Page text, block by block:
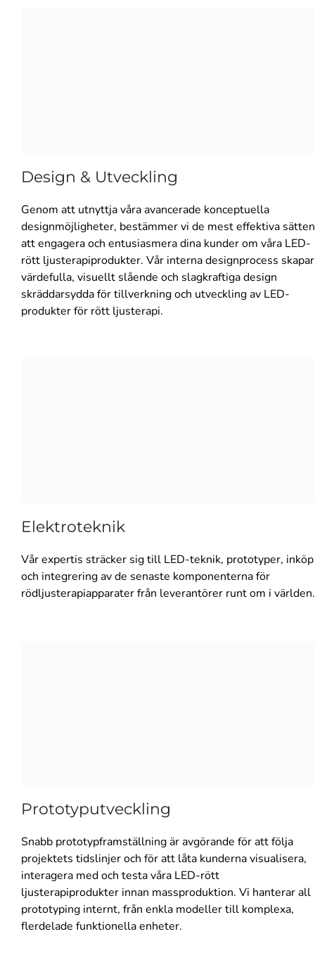
Design & Utveckling
Genom att utnyttja våra avancerade konceptuella
designmöjligheter, bestämmer vi de mest effektiva sätten
att engagera och entusiasmera dina kunder om våra LED-
rött ljusterapiprodukter. Vår interna designprocess skapar
värdefulla, visuellt slående och slagkraftiga design
skräddarsydda för tillverkning och utveckling av LED-
produkter för rött ljusterapi.
Elektroteknik
Vår expertis sträcker sig till LED-teknik, prototyper, inköp
och integrering av de senaste komponenterna för
rödljusterapiapparater från leverantörer runt om i världen.
Prototyputveckling
Snabb prototypframställning är avgörande för att följa
projektets tidslinjer och för att låta kunderna visualisera,
interagera med och testa våra LED-rött
ljusterapiprodukter innan massproduktion. Vi hanterar all
prototyping internt, från enkla modeller till komplexa,
flerdelade funktionella enheter.